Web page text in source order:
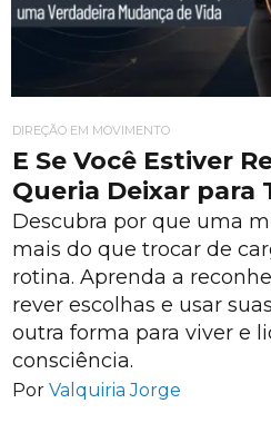
DIREÇÃO EM MOVIMENTO
E Se Você Estiver
Queria Deixar para
Descubra por que uma
mais do que trocar de
rotina. Aprenda a
rever escolhas e usar
outra forma para viver e
consciência.
Por Valquiria Jorge